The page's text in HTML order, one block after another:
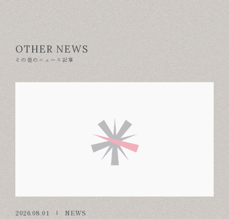
OTHER NEWS
その他のニュース記事
2026.08.01 NEWS